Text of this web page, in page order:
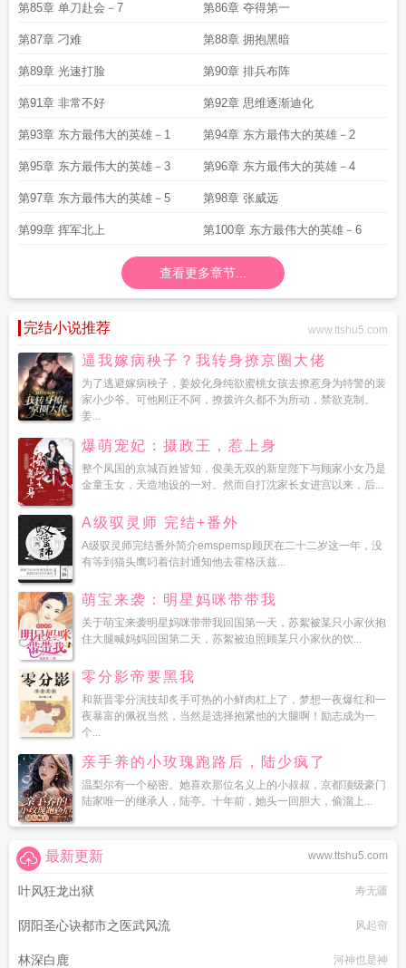
第85章 单刀赴会－7 第86章 夺得第一
第87章 刁难 第88章 拥抱黑暗
第89章 光速打脸 第90章 排兵布阵
第91章 非常不好 第92章 思维逐渐迪化
第93章 东方最伟大的英雄－1 第94章 东方最伟大的英雄－2
第95章 东方最伟大的英雄－3 第96章 东方最伟大的英雄－4
第97章 东方最伟大的英雄－5 第98章 张威远
第99章 挥军北上 第100章 东方最伟大的英雄－6
查看更多章节...
完结小说推荐 www.ttshu5.com
逼我嫁病秧子？我转身撩京圈大佬
为了逃避嫁病秧子，姜姣化身纯欲蜜桃女孩去撩惹身为特警的裴
家小少爷。可他刚正不阿，撩拨许久都不为所动，禁欲克制。
姜...
爆萌宠妃：摄政王，惹上身
整个凤国的京城百姓皆知，俊美无双的新皇陛下与顾家小女乃是
金童玉女，天造地设的一对。然而自打沈家长女进宫以来，后...
A级驭灵师 完结+番外
A级驭灵师完结番外简介emspemsp顾厌在二十二岁这一年，没
有等到猫头鹰叼着信封通知他去霍格沃兹...
萌宝来袭：明星妈咪带带我
关于萌宝来袭明星妈咪带带我回国第一天，苏絮被某只小家伙抱
住大腿喊妈妈回国第二天，苏絮被迫照顾某只小家伙的饮...
零分影帝要黑我
和新晋零分演技却炙手可热的小鲜肉杠上了，梦想一夜爆红和一
夜暴富的佩祝当然，当然是选择抱紧他的大腿啊！励志成为一
个...
亲手养的小玫瑰跑路后，陆少疯了
温梨尔有一个秘密。她喜欢那位名义上的小叔叔，京都顶级豪门
陆家唯一的继承人，陆亭。十年前，她头一回胆大，偷溜上...
www.ttshu5.com
最新更新
叶风狂龙出狱 寿无疆
阴阳圣心诀都市之医武风流 风起帘
林深白鹿 河神也是神